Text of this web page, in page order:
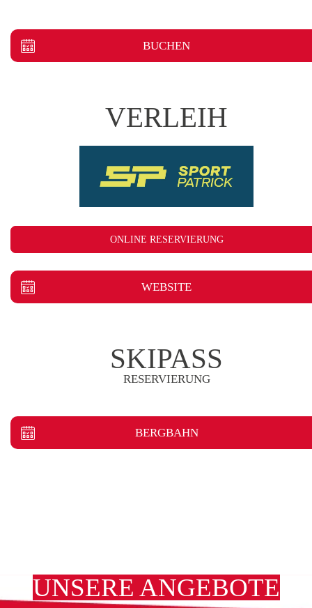
BUCHEN
VERLEIH
ONLINE RESERVIERUNG
WEBSITE
SKIPASS
RESERVIERUNG
BERGBAHN
UNSERE ANGEBOTE